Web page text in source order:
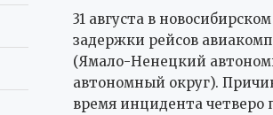
31 августа в
задержки рейсов
(Ямало-Ненецкий
автономный округ).
время инцидента четверо